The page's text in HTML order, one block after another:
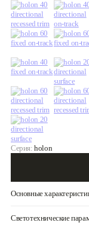
Серия:holon
Основные
Светотехнические